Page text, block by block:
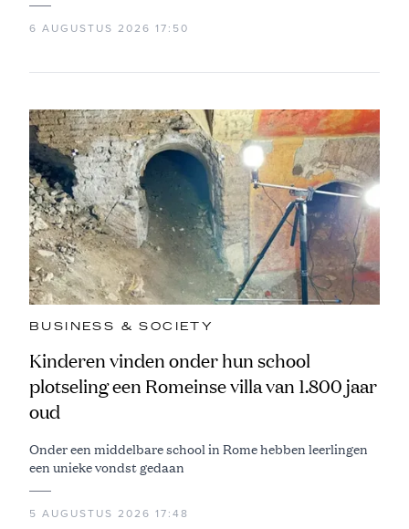
6 AUGUSTUS 2026 17:50
BUSINESS & SOCIETY
Kinderen vinden onder hun school
plotseling een Romeinse villa van 1.800 jaar
oud
Onder een middelbare school in Rome hebben leerlingen
een unieke vondst gedaan
5 AUGUSTUS 2026 17:48